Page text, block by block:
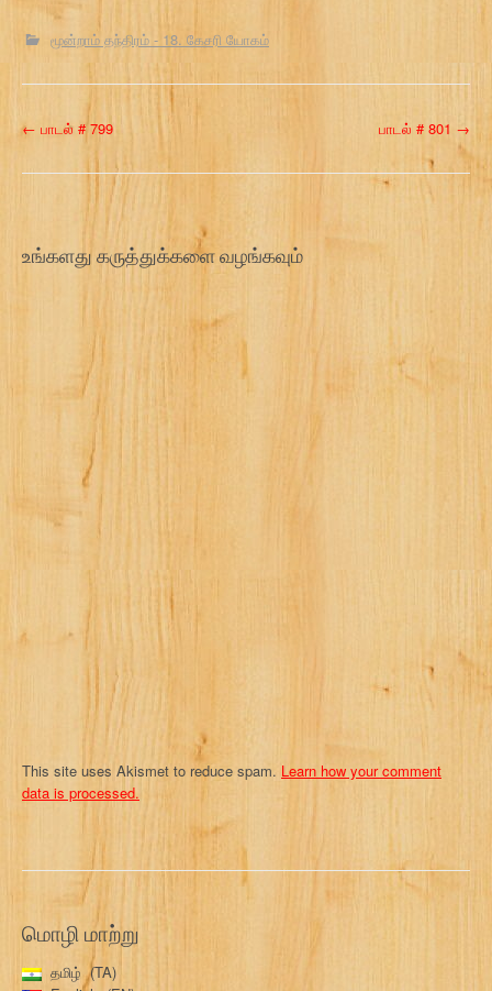
மூன்றாம் தந்திரம் - 18. கேசரி யோகம்
P
o
t
a
n
← பாடல் # 799 பாடல் # 801 →
உங்களது கருத்துக்களை வழங்கவும்
This site uses Akismet to reduce spam. Learn how your comment
data is processed.
மொழி மாற்று
தமிழ்
TA